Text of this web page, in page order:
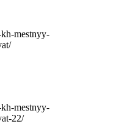
mestnyy-
mestnyy-
22/